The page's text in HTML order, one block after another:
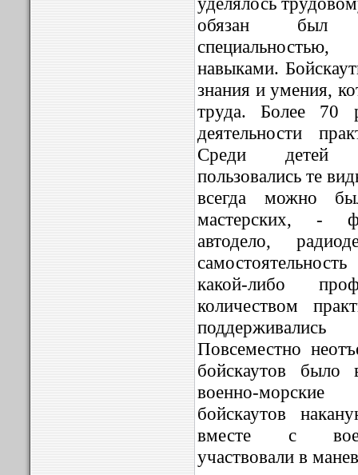
обязан был
навыками.
знания и умения,
труда. Более 70
деятельности
Среди детей
пользовались те
всегда можно
мастерских, -
автодело,
какой-либо
количеством
Повсеместно
бойскаутов было
военно-
бойскаутов
вместе с
участвовали в